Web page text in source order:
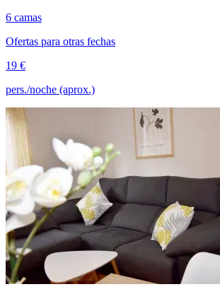
6 camas
Ofertas para otras fechas
19 €
pers./noche (aprox.)